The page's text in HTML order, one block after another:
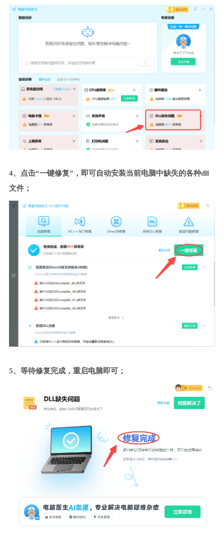
4、点击“一键修复”，即可自动安装当前电脑中缺失的各种dll
文件；
5、等待修复完成，重启电脑即可；